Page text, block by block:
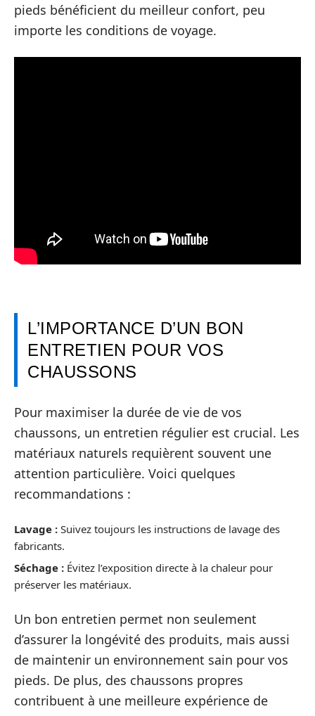
pieds bénéficient du meilleur confort, peu
importe les conditions de voyage.
L’IMPORTANCE D’UN BON
ENTRETIEN POUR VOS
CHAUSSONS
Pour maximiser la durée de vie de vos
chaussons, un entretien régulier est crucial. Les
matériaux naturels requièrent souvent une
attention particulière. Voici quelques
recommandations :
Lavage : Suivez toujours les instructions de lavage des
fabricants.
Séchage : Évitez l’exposition directe à la chaleur pour
préserver les matériaux.
Un bon entretien permet non seulement
d’assurer la longévité des produits, mais aussi
de maintenir un environnement sain pour vos
pieds. De plus, des chaussons propres
contribuent à une meilleure expérience de